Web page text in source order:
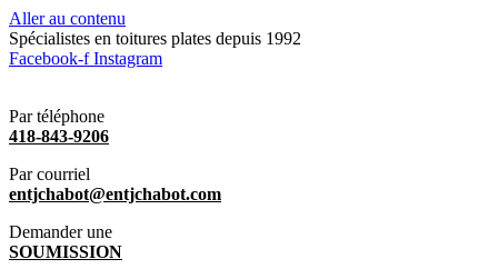
Aller au contenu
Spécialistes en toitures plates depuis 1992
Facebook-f Instagram
Par téléphone
418-843-9206
Par courriel
entjchabot@entjchabot.com
Demander une
SOUMISSION